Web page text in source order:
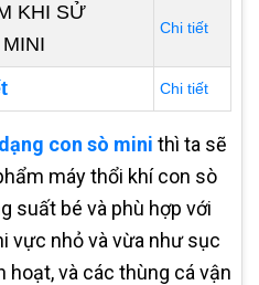
KHI SỬ
Chi tiết
Chi tiết
con sò mini thì ta sẽ
máy thổi khí con sò
suất bé và phù hợp với
vực nhỏ và vừa như sục
hoạt, và các thùng cá vận